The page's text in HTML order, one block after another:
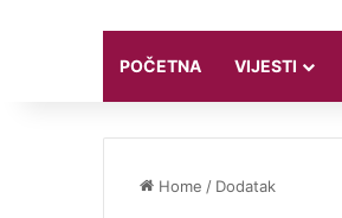
POČETNA VIJESTI
Home / Dodatak